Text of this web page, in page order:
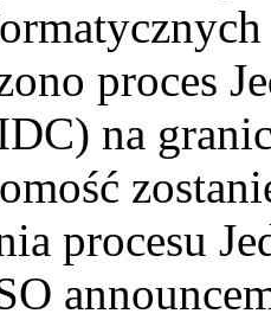
proces
na
procesu